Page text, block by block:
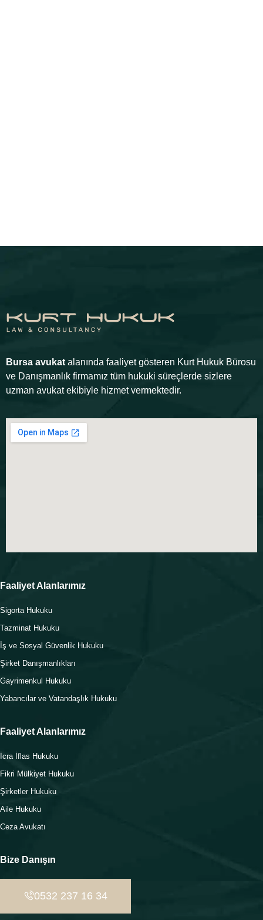
Bursa avukat alanında faaliyet gösteren Kurt Hukuk Bürosu
ve Danışmanlık firmamız tüm hukuki süreçlerde sizlere
uzman avukat ekibiyle hizmet vermektedir.
Faaliyet Alanlarımız
Sigorta Hukuku
Tazminat Hukuku
İş ve Sosyal Güvenlik Hukuku
Şirket Danışmanlıkları
Gayrimenkul Hukuku
Yabancılar ve Vatandaşlık Hukuku
Faaliyet Alanlarımız
İcra İflas Hukuku
Fikri Mülkiyet Hukuku
Şirketler Hukuku
Aile Hukuku
Ceza Avukatı
Bize Danışın
0532 237 16 34